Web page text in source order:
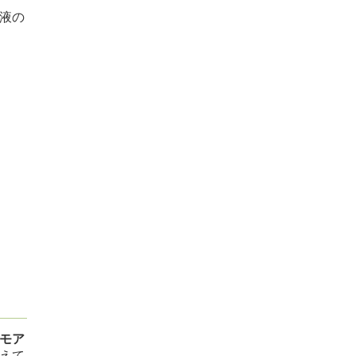
の
モア